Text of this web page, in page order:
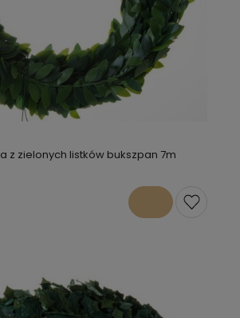
z zielonych listków bukszpan 7m